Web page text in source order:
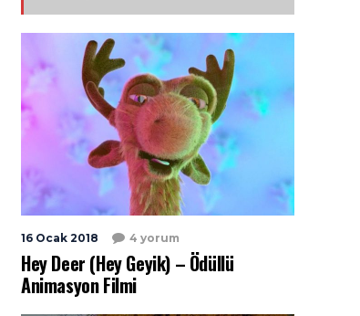
16 Ocak 2018 4 yorum
Hey Deer (Hey Geyik) – Ödüllü
Animasyon Filmi